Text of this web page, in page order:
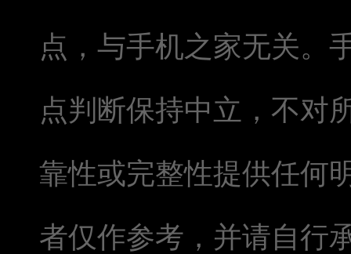
点，与手机之家无关。
点判断保持中立，不对
靠性或完整性提供任何
者仅作参考，并请自行